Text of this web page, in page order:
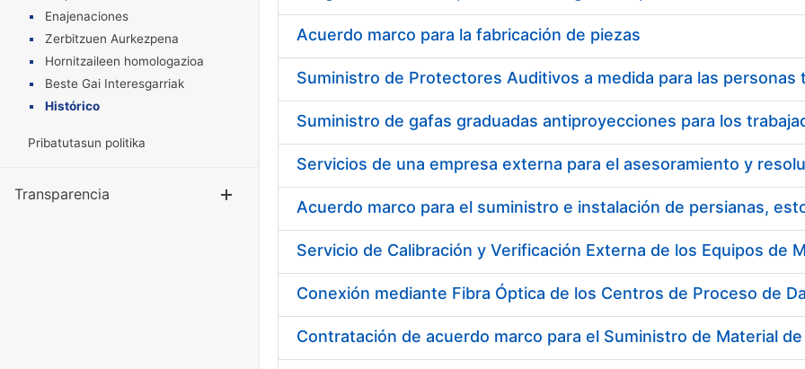
Enajenaciones
Zerbitzuen Aurkezpena
Hornitzaileen homologazioa
Beste Gai Interesgarriak
Histórico
Pribatutasun politika
Transparencia Erakutsi/Ezkutatu
Acuerdo marco para la fabricación de piezas
Acuerdo marco para el suministro e instalación de persianas,